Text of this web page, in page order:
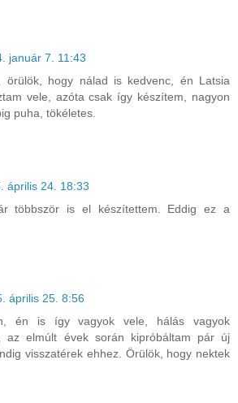
január 7. 11:43
örülök, hogy nálad is kedvenc, én Latsia
vele, azóta csak így készítem, nagyon
puha, tökéletes.
április 24. 18:33
többször is el készítettem. Eddig ez a
április 25. 8:56
én is így vagyok vele, hálás vagyok
az elmúlt évek során kipróbáltam pár új
visszatérek ehhez. Örülök, hogy nektek